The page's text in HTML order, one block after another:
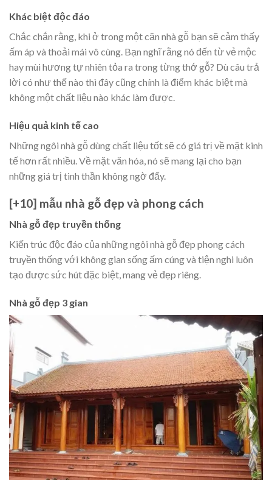
Khác biệt độc đáo
Chắc chắn rằng, khi ở trong một căn nhà gỗ bạn sẽ cảm thấy
ấm áp và thoải mái vô cùng. Bạn nghĩ rằng nó đến từ vẻ mộc
hay mùi hương tự nhiên tỏa ra trong từng thớ gỗ? Dù câu trả
lời có như thế nào thì đây cũng chính là điểm khác biệt mà
không một chất liệu nào khác làm được.
Hiệu quả kinh tế cao
Những ngôi nhà gỗ dùng chất liệu tốt sẽ có giá trị về mặt kinh
tế hơn rất nhiều. Về mặt văn hóa, nó sẽ mang lại cho bạn
những giá trị tinh thần không ngờ đấy.
[+10] mẫu nhà gỗ đẹp và phong cách
Nhà gỗ đẹp truyền thống
Kiến trúc độc đáo của những ngôi nhà gỗ đẹp phong cách
truyền thống với không gian sống ấm cúng và tiện nghi luôn
tạo được sức hút đặc biệt, mang vẻ đẹp riêng.
Nhà gỗ đẹp 3 gian